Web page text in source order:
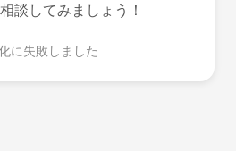
談してみましょう！
に失敗しました